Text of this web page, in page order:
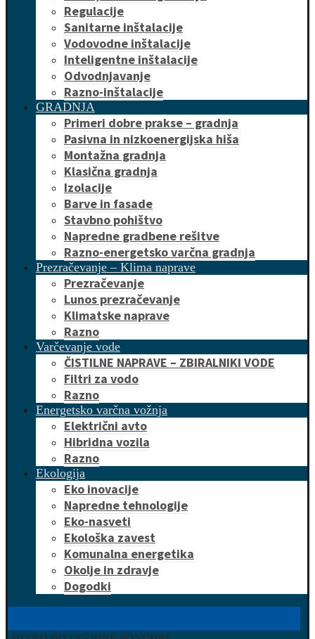
Regulacije
Sanitarne inštalacije
Vodovodne inštalacije
Inteligentne inštalacije
Odvodnjavanje
Razno-inštalacije
GRADNJA
Primeri dobre prakse – gradnja
Pasivna in nizkoenergijska hiša
Montažna gradnja
Klasična gradnja
Izolacije
Barve in fasade
Stavbno pohištvo
Napredne gradbene rešitve
Razno-energetsko varčna gradnja
Prezračevanje – Klima naprave
Prezračevanje
Lunos prezračevanje
Klimatske naprave
Razno
Varčevanje vode
ČISTILNE NAPRAVE – ZBIRALNIKI VODE
Filtri za vodo
Razno
Energetsko varčna vožnja
Električni avto
Hibridna vozila
Razno
Ekologija
Eko inovacije
Napredne tehnologije
Eko-nasveti
Ekološka zavest
Komunalna energetika
Okolje in zdravje
Dogodki